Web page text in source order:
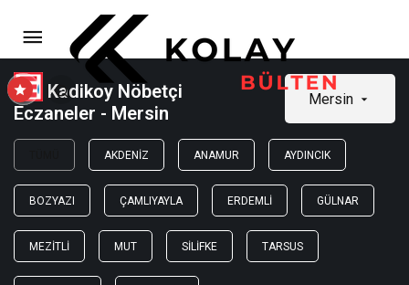
Kadikoy Nöbetçi
Eczaneler - Mersin
Mersin
AKDENIZ ANAMUR AYDINCIK
BOZYAZI ÇAMLIYAYLA ERDEMLI GÜLNAR
MEZITLI MUT SILIFKE TARSUS